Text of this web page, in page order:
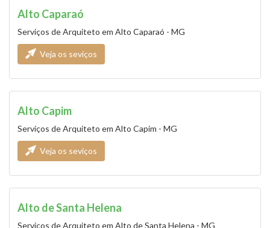
Alto Caparaó
Serviços de Arquiteto em Alto Caparaó - MG
Veja os seviços
Alto Capim
Serviços de Arquiteto em Alto Capim - MG
Veja os seviços
Alto de Santa Helena
Serviços de Arquiteto em Alto de Santa Helena - MG